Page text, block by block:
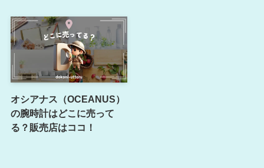
オシアナス（OCEANUS）
の腕時計はどこに売って
る？販売店はココ！